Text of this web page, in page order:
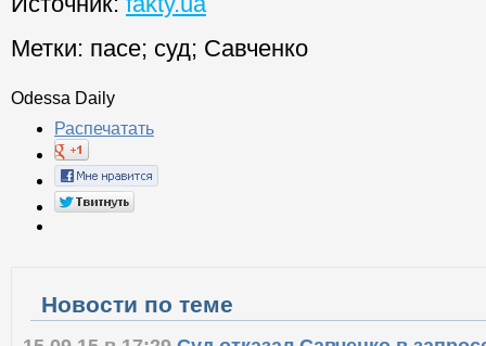
Метки: пасе; суд; Савченко
Odessa Daily
Распечатать
Новости по теме